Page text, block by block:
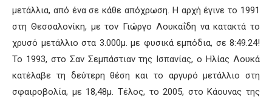
μετάλλια, από ένα σε κάθε απόχρωση. Η αρχή έγινε το 1991
στη Θεσσαλονίκη, με τον Γιώργο Λουκαΐδη να κατακτά το
χρυσό μετάλλιο στα 3.000μ. με φυσικά εμπόδια, σε 8:49.24!
Το 1993, στο Σαν Σεμπάστιαν της Ισπανίας, ο Ηλίας Λουκά
κατέλαβε τη δεύτερη θέση και το αργυρό μετάλλιο στη
σφαιροβολία, με 18,48μ. Τέλος, το 2005, στο Κάουνας της